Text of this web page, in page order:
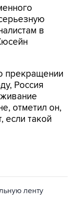
в
прекращении
Россия
отметил он,
если такой
ленту